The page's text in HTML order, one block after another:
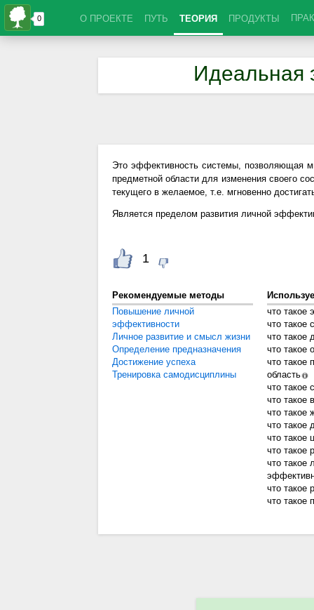
О ПРОЕКТЕ ПУТЬ ТЕОРИЯ ПРОДУКТЫ
Идеальная
Это эффективность системы, позволяющая
предметной области для изменения своего
текущего в желаемое, т.е. мгновенно
Является пределом развития личной
1
Рекомендуемые методы
Повышение личной
эффективности
Личное развитие и смысл жизни
Определение предназначения
Достижение успеха
Тренировка самодисциплины
что такое
что такое
что такое
что такое
что такое
область
что такое
что такое
что такое
что такое
что такое
что такое
что такое
что такое
что такое